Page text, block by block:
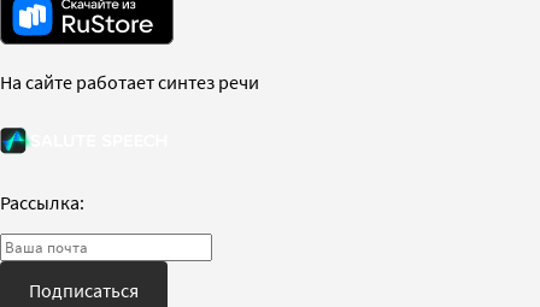
На сайте работает синтез речи
Рассылка:
Подписаться